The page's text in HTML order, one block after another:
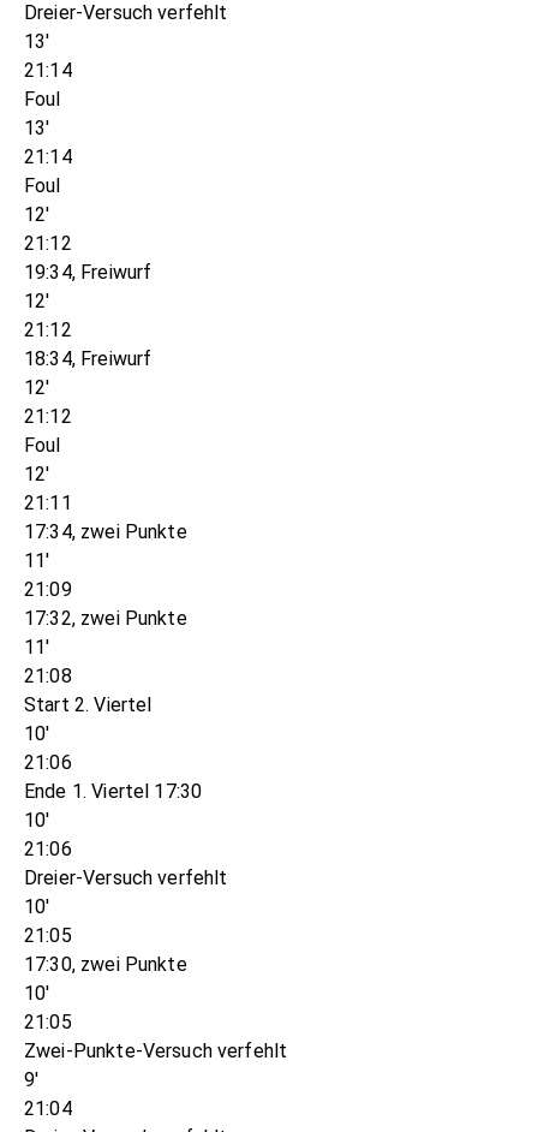
Dreier-Versuch verfehlt
13'
21:14
Foul
13'
21:14
Foul
12'
21:12
19:34, Freiwurf
12'
21:12
18:34, Freiwurf
12'
21:12
Foul
12'
21:11
17:34, zwei Punkte
11'
21:09
17:32, zwei Punkte
11'
21:08
Start 2. Viertel
10'
21:06
Ende 1. Viertel 17:30
10'
21:06
Dreier-Versuch verfehlt
10'
21:05
17:30, zwei Punkte
10'
21:05
Zwei-Punkte-Versuch verfehlt
9'
21:04